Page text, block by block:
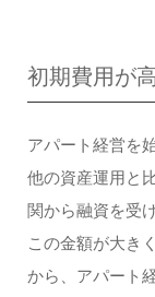
初期費用が
アパート経営を
他の資産運用と
関から融資を受
この金額が大き
から、アパート